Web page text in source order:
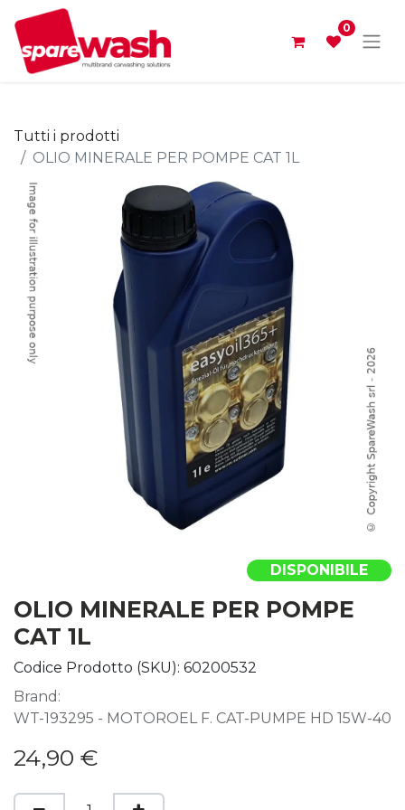
0
Tutti i prodotti
OLIO MINERALE PER POMPE CAT 1L
DISPONIBILE
OLIO MINERALE PER POMPE
CAT 1L
Codice Prodotto (SKU): 60200532
Brand:
WT-193295 - MOTOROEL F. CAT-PUMPE HD 15W-40
24,90 €